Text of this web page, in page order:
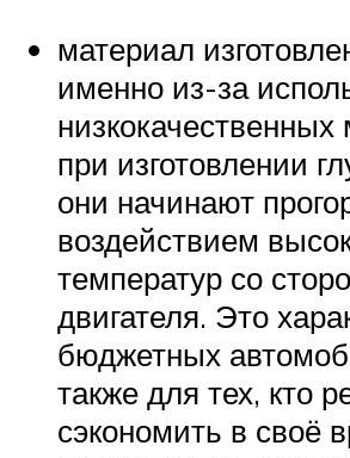
материал
именно из-за
низкокачественных
при изготовлении
они начинают
воздействием
температур со
двигателя. Это
бюджетных
также для тех, кто
сэкономить в своё